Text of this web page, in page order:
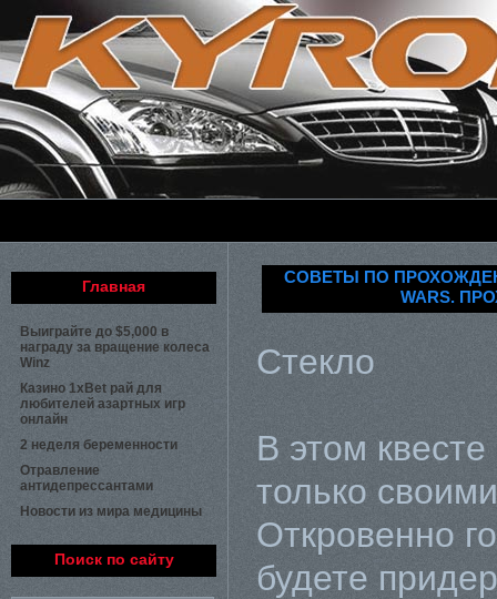
Главная
Выиграйте до $5,000 в
награду за вращение колеса
Winz
Казино 1xBet рай для
любителей азартных игр
онлайн
2 неделя беременности
Отравление
антидепрессантами
Новости из мира медицины
Поиск по сайту
СОВЕТЫ ПО
WARS.
Стекло
В этом
только
Откровенно
будете